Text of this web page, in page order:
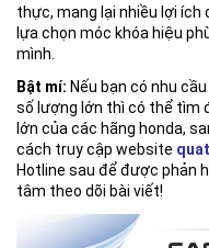
thực, mang lại nhiều lợi ích
lựa chọn móc khóa hiệu
mình.
Bật mí: Nếu bạn có nhu
số lượng lớn thì có thể tìm
lớn của các hãng honda,
cách truy cập website
Hotline sau để được phản
tâm theo dõi bài viết!